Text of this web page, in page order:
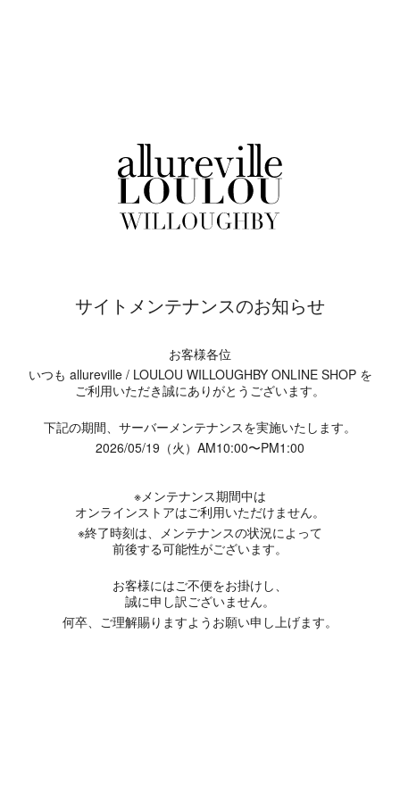
サイトメンテナンスのお知らせ
お客様各位
いつも allureville / LOULOU WILLOUGHBY ONLINE SHOP を
ご利用いただき誠にありがとうございます。
下記の期間、サーバーメンテナンスを実施いたします。
2026/05/19（火）AM10:00〜PM1:00
※メンテナンス期間中は
オンラインストアはご利用いただけません。
※終了時刻は、メンテナンスの状況によって
前後する可能性がございます。
お客様にはご不便をお掛けし、
誠に申し訳ございません。
何卒、ご理解賜りますようお願い申し上げます。